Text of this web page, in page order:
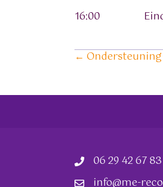
16:00
Posts
←
06 29 42 67 83
info@me-